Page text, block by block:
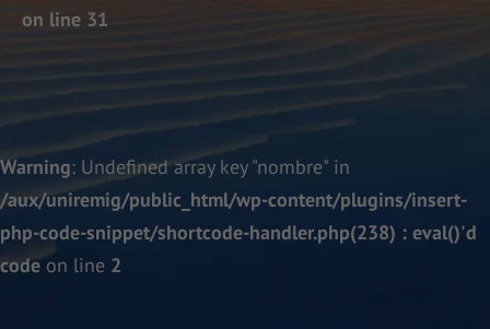
on line 31
Warning: Undefined array key "nombre" in
/aux/uniremig/public_html/wp-content/plugins/insert-
php-code-snippet/shortcode-handler.php(238) : eval()'d
codeon line 2